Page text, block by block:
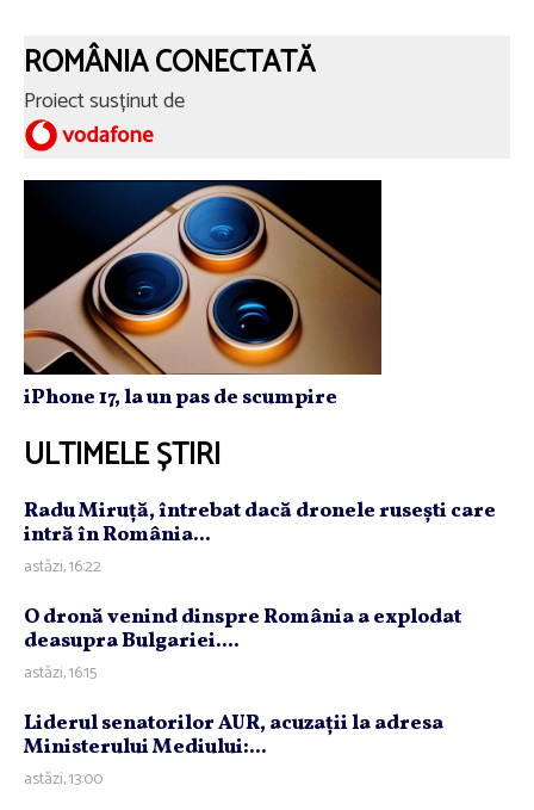
ROMÂNIA CONECTATĂ
Proiect susținut de
iPhone 17, la un pas de scumpire
ULTIMELE ȘTIRI
Radu Miruţă, întrebat dacă dronele ruseşti care
intră în România...
astăzi, 16:22
O dronă venind dinspre România a explodat
deasupra Bulgariei....
astăzi, 16:15
Liderul senatorilor AUR, acuzaţii la adresa
Ministerului Mediului:...
astăzi, 13:00